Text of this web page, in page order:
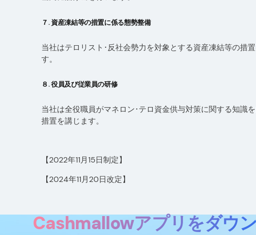
７. 資産凍結等の措置に係る態勢整備
当社はテロリスト･反社会勢力を対象とする資産凍結等の措
す。
８. 役員及び従業員の研修
当社は全役職員がマネロン･テロ資金供与対策に関する知識
措置を講じます。
【2022年11月15日制定】
【2024年11月20日改定】
Cashmallowアプリをダウ